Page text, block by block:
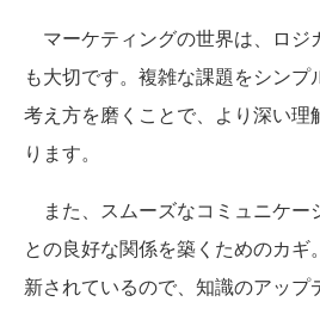
マーケティングの世界は、ロジ
も大切です。複雑な課題をシンプ
考え方を磨くことで、より深い理
ります。
また、スムーズなコミュニケー
との良好な関係を築くためのカギ
新されているので、知識のアップ